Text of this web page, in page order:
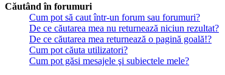
Căutând în forumuri
Cum pot să caut într-un forum sau forumuri?
De ce căutarea mea nu returnează niciun rezultat?
De ce căutarea mea returnează o pagină goală!?
Cum pot căuta utilizatori?
Cum pot găsi mesajele şi subiectele mele?